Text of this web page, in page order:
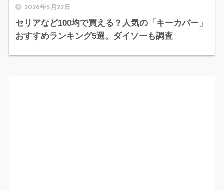
2026年5月22日
セリアなど100均で買える？人気の「キーカバー」
おすすめランキング5選。ダイソーも調査